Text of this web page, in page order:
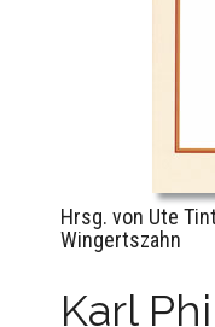
Hrsg. von Ute
Wingertszahn
Karl